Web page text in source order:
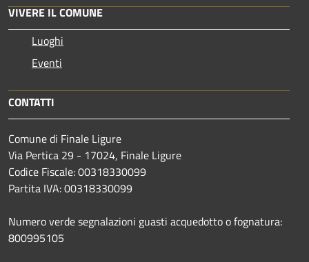
VIVERE IL COMUNE
Luoghi
Eventi
CONTATTI
Comune di Finale Ligure
Via Pertica 29 - 17024, Finale Ligure
Codice Fiscale: 00318330099
Partita IVA: 00318330099
Numero verde segnalazioni guasti acquedotto o fognatura:
800995105